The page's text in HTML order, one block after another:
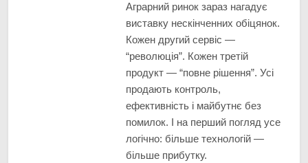
Аграрний ринок зараз нагадує
виставку нескінченних обіцянок.
Кожен другий сервіс —
“революція”. Кожен третій
продукт — “повне рішення”. Усі
продають контроль,
ефективність і майбутнє без
помилок. І на перший погляд усе
логічно: більше технологій —
більше прибутку.